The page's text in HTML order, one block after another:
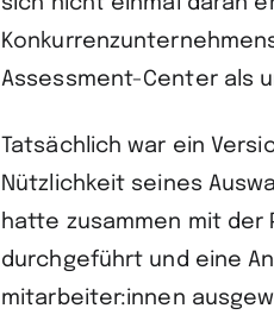
Assessment-Center als
Tatsächlich war ein
Nützlichkeit seines
hatte zusammen mit der
durchgeführt und eine
mitarbeiter:innen